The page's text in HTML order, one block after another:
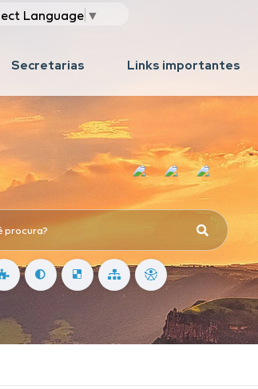
Language ▼
Secretarias Links importantes